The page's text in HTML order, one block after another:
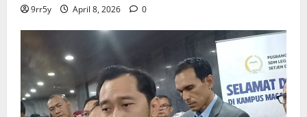
9rr5y April 8, 2026 0